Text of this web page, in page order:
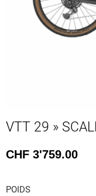
VTT 29 »
CHF 3'759.00
POIDS